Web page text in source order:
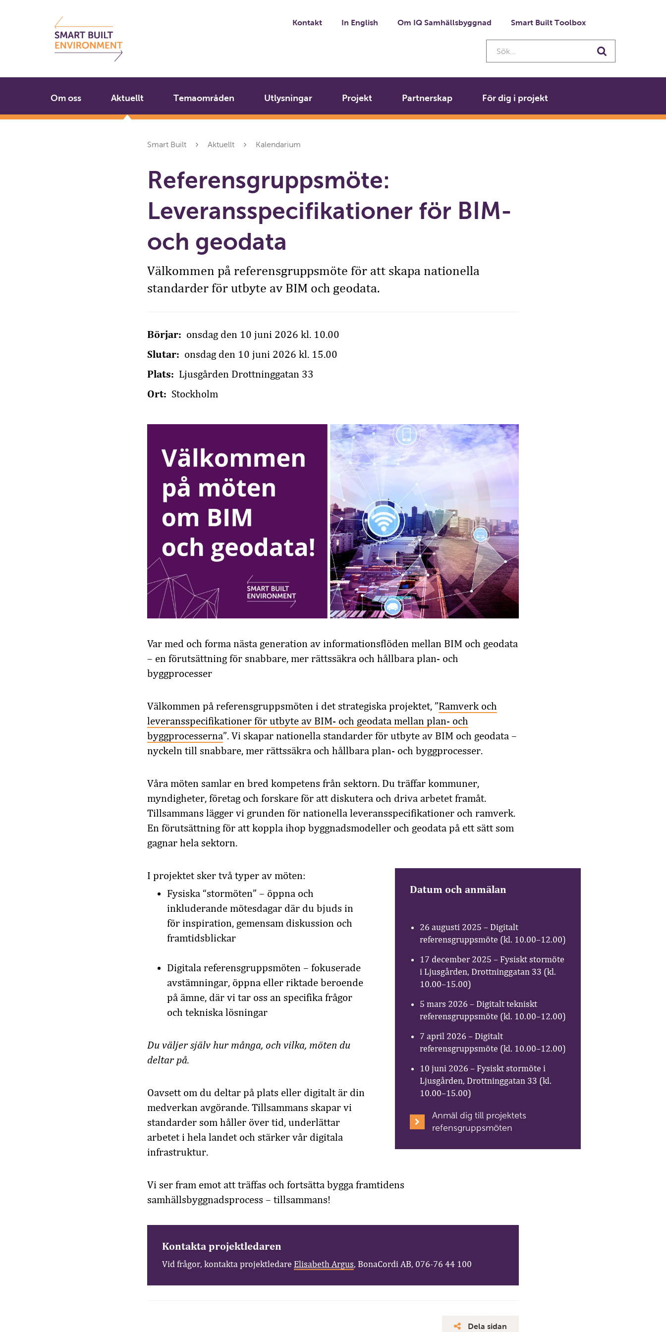
Kontakt In English Om IQ Samhällsbyggnad Smart Built Toolbox
Sök
Om oss Aktuellt Temaområden Utlysningar Projekt Partnerskap För dig i projekt
Smart Built Aktuellt Kalendarium
Referensgruppsmöte:
Leveransspecifikationer för BIM-
och geodata
Välkommen på referensgruppsmöte för att skapa nationella
standarder för utbyte av BIM och geodata.
Börjar: onsdag den 10 juni 2026 kl. 10.00
Slutar: onsdag den 10 juni 2026 kl. 15.00
Plats: Ljusgården Drottninggatan 33
Ort: Stockholm
Var med och forma nästa generation av informationsflöden mellan BIM och geodata
– en förutsättning för snabbare, mer rättssäkra och hållbara plan- och
byggprocesser
Välkommen på referensgruppsmöten i det strategiska projektet, ”Ramverk och
leveransspecifikationer för utbyte av BIM- och geodata mellan plan- och
byggprocesserna”. Vi skapar nationella standarder för utbyte av BIM och geodata –
nyckeln till snabbare, mer rättssäkra och hållbara plan- och byggprocesser.
Våra möten samlar en bred kompetens från sektorn. Du träffar kommuner,
myndigheter, företag och forskare för att diskutera och driva arbetet framåt.
Tillsammans lägger vi grunden för nationella leveransspecifikationer och ramverk.
En förutsättning för att koppla ihop byggnadsmodeller och geodata på ett sätt som
gagnar hela sektorn.
Datum och anmälan
26 augusti 2025 – Digitalt
referensgruppsmöte (kl. 10.00–12.00)
17 december 2025 – Fysiskt stormöte
i Ljusgården, Drottninggatan 33 (kl.
10.00–15.00)
5 mars 2026 – Digitalt tekniskt
referensgruppsmöte (kl. 10.00–12.00)
7 april 2026 – Digitalt
referensgruppsmöte (kl. 10.00–12.00)
10 juni 2026 – Fysiskt stormöte i
Ljusgården, Drottninggatan 33 (kl.
10.00–15.00)
Anmäl dig till projektets
refensgruppsmöten
I projektet sker två typer av möten:
Fysiska “stormöten” – öppna och
inkluderande mötesdagar där du bjuds in
för inspiration, gemensam diskussion och
framtidsblickar
Digitala referensgruppsmöten – fokuserade
avstämningar, öppna eller riktade beroende
på ämne, där vi tar oss an specifika frågor
och tekniska lösningar
Du väljer själv hur många, och vilka, möten du
deltar på.
Oavsett om du deltar på plats eller digitalt är din
medverkan avgörande. Tillsammans skapar vi
standarder som håller över tid, underlättar
arbetet i hela landet och stärker vår digitala
infrastruktur.
Vi ser fram emot att träffas och fortsätta bygga framtidens
samhällsbyggnadsprocess – tillsammans!
Kontakta projektledaren
Vid frågor, kontakta projektledare Elisabeth Argus, BonaCordi AB, 076-76 44 100
Dela sidan